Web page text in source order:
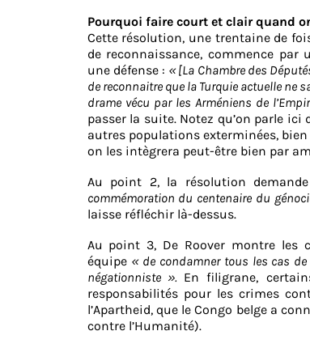
Pourquoi faire court et clair quand
Cette résolution, une trentaine de
de reconnaissance, commence
une défense : « [La Chambre des
de reconnaitre que la Turquie actuelle ne
drame vécu par les Arméniens de
passer la suite. Notez qu’on parle
autres populations exterminées, bien
on les intègrera peut-être bien par
Au point 2, la résolution
commémoration du centenaire du
laisse réfléchir là-dessus.
Au point 3, De Roover montre les
équipe « de condamner tous les cas
négationniste ». En filigrane,
responsabilités pour les crimes
l’Apartheid, que le Congo belge a
contre l’Humanité).